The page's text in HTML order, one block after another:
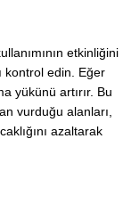
etkinliğini
kontrol edin. Eğer
yükünü artırır. Bu
vurduğu alanları,
azaltarak